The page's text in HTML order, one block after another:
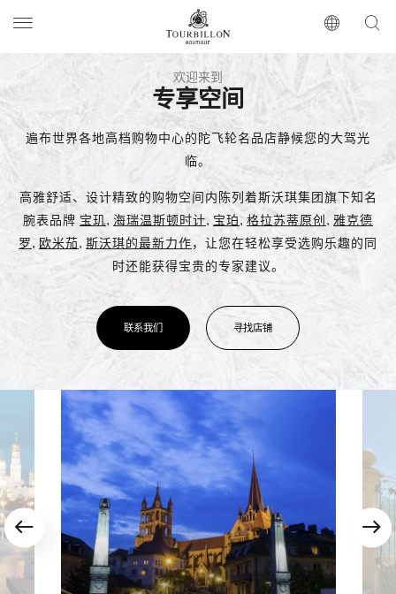
https://www.tourbillon.com/zh-hant
欢迎来到
专享空间
遍布世界各地高档购物中心的陀飞轮名品店静候您的大驾光
临。
高雅舒适、设计精致的购物空间内陈列着斯沃琪集团旗下知名
腕表品牌 宝玑, 海瑞温斯顿时计, 宝珀 , 格拉苏蒂原创 , 雅克德
罗 , 欧米茄 , 斯沃琪的最新力作 ，让您在轻松享受选购乐趣的同
时还能获得宝贵的专家建议。
联系我们 寻找店铺